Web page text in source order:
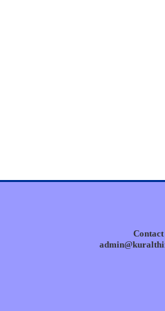
Contact